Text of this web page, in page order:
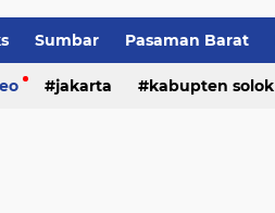
Sumbar Pasaman Barat
Kota Solok Bank Nagari
jakarta kabupten solok